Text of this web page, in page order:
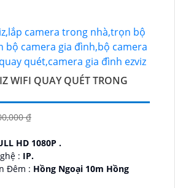
WIFI QUAY QUÉT TRONG
₫
HD 1080P .
🕉️ Tích hợp công nghệ : IP.
❂ Khoảng Cách Ban Đêm : Hồng Ngoại 10m Hồng